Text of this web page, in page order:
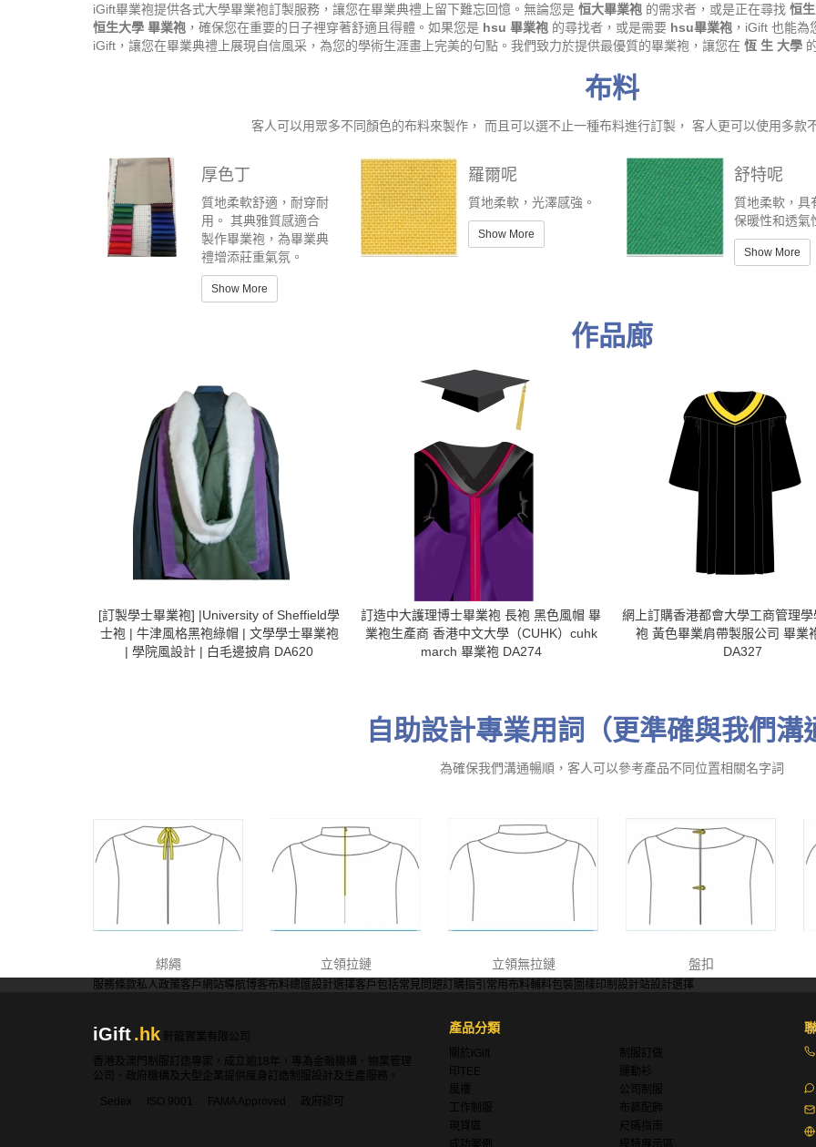
iGift畢業袍提供各式大學畢業袍訂製服務，讓您在畢業典禮上留下難忘回憶。無論您是 恒大畢業袍 的需求者，或是正在尋找 恒
恒生大學 畢業袍 ，確保您在重要的日子裡穿著舒適且得體。如果您是 hsu 畢業袍 的尋找者，或是需要 hsu畢業袍 ，iGift 也能
iGift，讓您在畢業典禮上展現自信風采，為您的學術生涯畫上完美的句點。我們致力於提供最優質的畢業袍，讓您在 恆 生 大學
布料
客人可以用眾多不同顏色的布料來製作， 而且可以選不止一種布料進行訂製， 客人更可以使用多款
厚色丁
質地柔軟舒適，耐穿耐
用。 其典雅質感適合
製作畢業袍，為畢業典
禮增添莊重氣氛。
Show More
羅爾呢
質地柔軟，光澤感強。
Show More
舒特呢
質地柔軟，具
保暖性和透氣
Show More
作品廊
[訂製學士畢業袍] |University of Sheffield學
士袍 | 牛津風格黑袍綠帽 | 文學學士畢業袍
| 學院風設計 | 白毛邊披肩 DA620
訂造中大護理博士畢業袍 長袍 黑色風帽 畢
業袍生產商 香港中文大學（CUHK）cuhk
march 畢業袍 DA274
網上訂購香港都會大學工商管理
袍 黃色畢業肩帶製服公司 畢業
DA327
自助設計專業用詞（更準確與我們溝
為確保我們溝通暢順，客人可以參考產品不同位置相關名字詞
綁繩 立領拉鏈 立領無拉鏈 盤扣
服務條款私人政策客戶 網站導航博客布料總匯設計選擇客戶包括常見問題訂購指引 常用布料輔料包裝 圖樣印制 設計站設計選擇
iGift.hk
軒龍實業有限公司
香港及澳門制服訂造專家，成立逾18年，專為金融機構、物業管理
公司、政府機構及大型企業提供度身訂造制服設計及生產服務。
Sedex
ISO 9001 FAMA Approved 政府認可
產品分類
關於iGift
制服訂做
印TEE
運動衫
風褸
公司制服
工作制服
布藝配飾
現貨區
尺碼指南
成功案例
模特展示區